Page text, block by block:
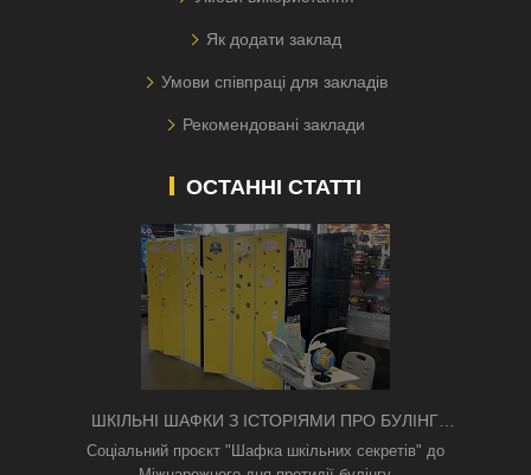
Як додати заклад
Умови співпраці для закладів
Рекомендовані заклади
ОСТАННІ СТАТТІ
ШКІЛЬНІ ШАФКИ З ІСТОРІЯМИ ПРО БУЛІНГ
З'ЯВИЛИСЯ В КИЄВІ
Соціальний проєкт "Шафка шкільних секретів" до